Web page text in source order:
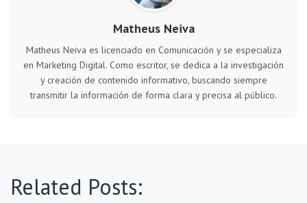
Matheus Neiva
Matheus Neiva es licenciado en Comunicación y se especializa
en Marketing Digital. Como escritor, se dedica a la investigación
y creación de contenido informativo, buscando siempre
transmitir la información de forma clara y precisa al público.
Related Posts: